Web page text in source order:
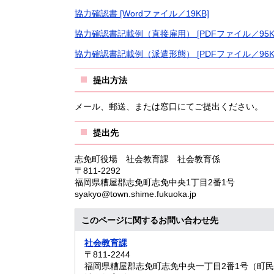
協力確認書 [Wordファイル／19KB]
協力確認書記載例（直接雇用） [PDFファイル／
協力確認書記載例（派遣形態） [PDFファイル／
提出方法
メール、郵送、または窓口にてご提出ください。
提出先
志免町役場 社会教育課 社会教育係
〒811-2292
福岡県糟屋郡志免町志免中央1丁目2番1号
syakyo@town.shime.fukuoka.jp
このページに関するお問い合わせ先
社会教育課
〒811-2244
福岡県糟屋郡志免町志免中央一丁目2番1号（町民